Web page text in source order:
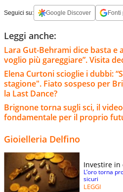
Seguici su: Google Discover Fonti
Leggi anche:
Lara Gut-Behrami dice basta e
voglio più gareggiare”. Visita
Elena Curtoni scioglie i dubbi:
stagione". Fiato sospeso per
la Last Dance?
Brignone torna sugli sci, il
fondamentale per il proprio
Gioielleria Delfino
Investire in
L’oro torna
sicuri
LEGGI